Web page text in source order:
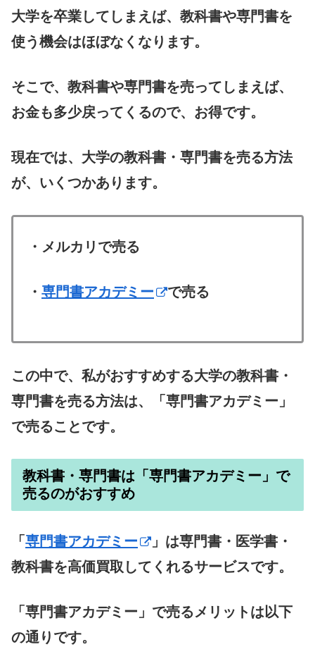
大学を卒業してしまえば、教科書や専門書を
使う機会はほぼなくなります。
そこで、教科書や専門書を売ってしまえば、
お金も多少戻ってくるので、お得です。
現在では、大学の教科書・専門書を売る方法
が、いくつかあります。
・メルカリで売る
・ 専門書アカデミー で売る
この中で、私がおすすめする大学の教科書・
専門書を売る方法は、「専門書アカデミー」
で売ることです。
教科書・専門書は「専門書アカデミー」で
売るのがおすすめ
「 専門書アカデミー
」は専門書・医学書・
教科書を高価買取してくれるサービスです。
「専門書アカデミー」で売るメリットは以下
の通りです。